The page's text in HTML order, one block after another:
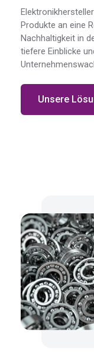
Produkte an eine
Nachhaltigkeit in
tiefere Einblicke
Unsere